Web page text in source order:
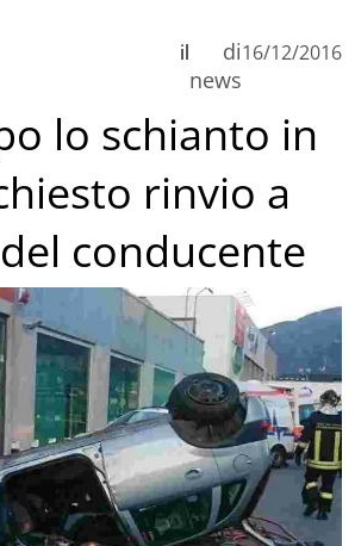
di
news
il 16/12/2016
lo schianto in
rinvio a
conducente